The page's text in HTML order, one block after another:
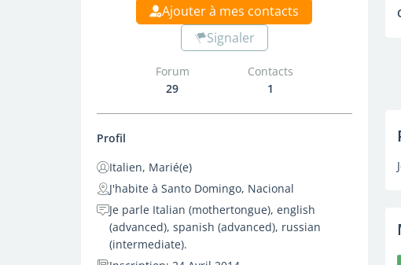
Ajouter à mes contacts
Signaler
Forum
29
Contacts
1
Profil
Italien, Marié(e)
J'habite à Santo Domingo, Nacional
Je parle Italian (mothertongue), english
(advanced), spanish (advanced), russian
(intermediate).